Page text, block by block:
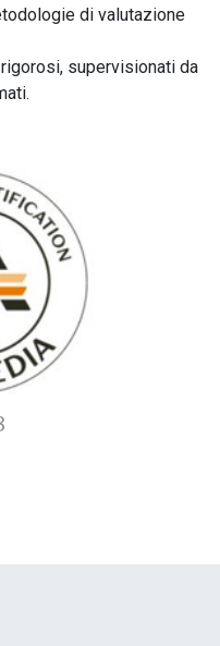
di valutazione
supervisionati da